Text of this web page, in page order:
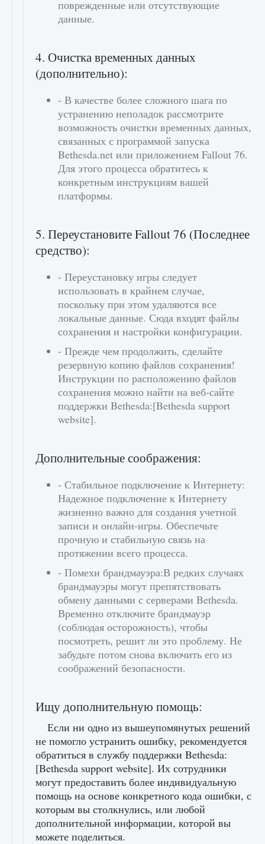
поврежденные или отсутствующие
данные.
4. Очистка временных данных
(дополнительно):
- В качестве более сложного шага по
устранению неполадок рассмотрите
возможность очистки временных данных,
связанных с программой запуска
Bethesda.net или приложением Fallout 76.
Для этого процесса обратитесь к
конкретным инструкциям вашей
платформы.
5. Переустановите Fallout 76 (Последнее
средство):
- Переустановку игры следует
использовать в крайнем случае,
поскольку при этом удаляются все
локальные данные. Сюда входят файлы
сохранения и настройки конфигурации.
- Прежде чем продолжить, сделайте
резервную копию файлов сохранения!
Инструкции по расположению файлов
сохранения можно найти на веб-сайте
поддержки Bethesda:[Bethesda support
website].
Дополнительные соображения:
- Стабильное подключение к Интернету:
Надежное подключение к Интернету
жизненно важно для создания учетной
записи и онлайн-игры. Обеспечьте
прочную и стабильную связь на
протяжении всего процесса.
- Помехи брандмауэра:В редких случаях
брандмауэры могут препятствовать
обмену данными с серверами Bethesda.
Временно отключите брандмауэр
(соблюдая осторожность), чтобы
посмотреть, решит ли это проблему. Не
забудьте потом снова включить его из
соображений безопасности.
Ищу дополнительную помощь:
Если ни одно из вышеупомянутых решений
не помогло устранить ошибку, рекомендуется
обратиться в службу поддержки Bethesda:
[Bethesda support website]. Их сотрудники
могут предоставить более индивидуальную
помощь на основе конкретного кода ошибки, с
которым вы столкнулись, или любой
дополнительной информации, которой вы
можете поделиться.